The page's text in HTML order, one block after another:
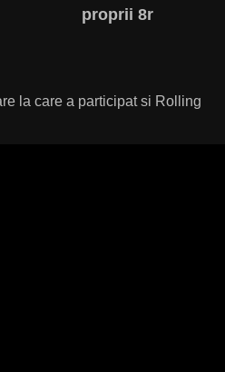
la care a participat si Rolling